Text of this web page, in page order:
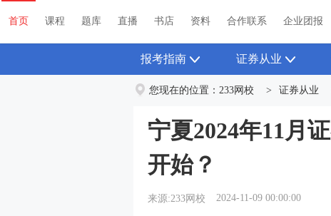
首页 课程 题库 直播 书店 资料
首页 课程 题库 直播 书店 资料 合作联系 企业团报
报考指南 证券从业
您现在的位置： 233网校 > 证券从业
宁夏2024年11月
开始？
来源:233网校 2024-11-09 00:00:00